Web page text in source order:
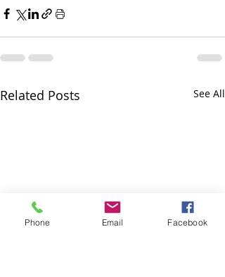
Related Posts See All
Phone Email Facebook